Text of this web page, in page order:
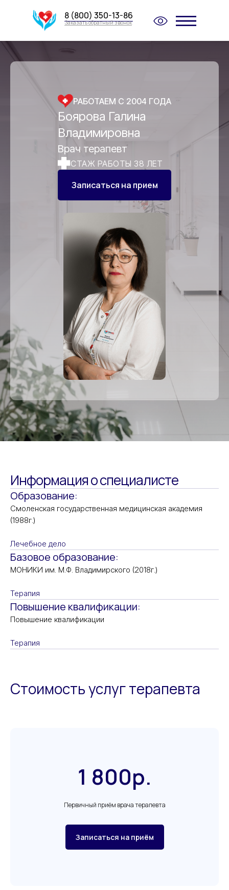
8 (800) 350-13-86
Заказать обратный звонок
РАБОТАЕМ С 2004 ГОДА
Боярова Галина
Владимировна
Врач терапевт
СТАЖ РАБОТЫ 38 ЛЕТ
Записаться на прием
Информация о специалисте
Образование:
Смоленская государственная медицинская академия
(1988г.)
Лечебное дело
Базовое образование:
МОНИКИ им. М.Ф. Владимирского (2018г.)
Терапия
Повышение квалификации:
Повышение квалификации
Терапия
Стоимость услуг терапевта
1 800р.
Первичный приём врача терапевта
Записаться на приём